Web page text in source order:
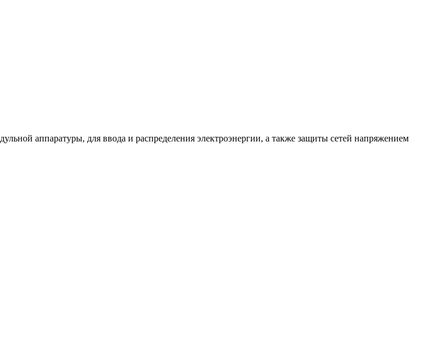
аппаратуры, для ввода и распределения электроэнергии, а также защиты сетей напряжением